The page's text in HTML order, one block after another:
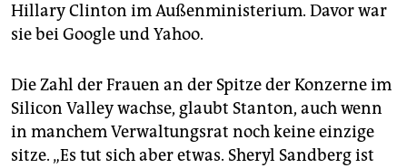
Hillary Clinton im Außenministerium. Davor war
sie bei Google und Yahoo.
Die Zahl der Frauen an der Spitze der Konzerne im
Silicon Valley wachse, glaubt Stanton, auch wenn
in manchem Verwaltungsrat noch keine einzige
sitze. „Es tut sich aber etwas. Sheryl Sandberg ist